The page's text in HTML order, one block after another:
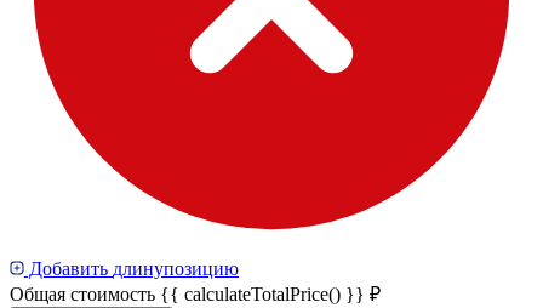
Добавить длинупозицию
Общая стоимость {{ calculateTotalPrice() }} ₽